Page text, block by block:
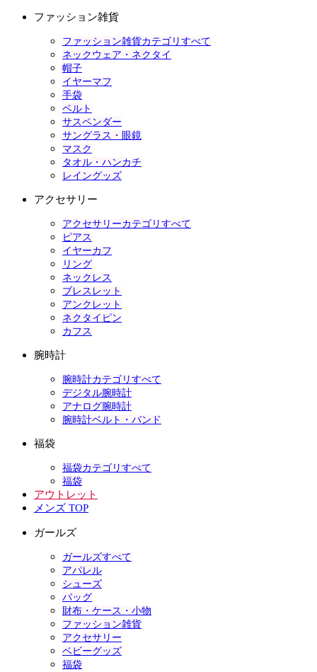
ファッション雑貨
ファッション雑貨カテゴリすべて
ネックウェア・ネクタイ
帽子
イヤーマフ
手袋
ベルト
サスペンダー
サングラス・眼鏡
マスク
タオル・ハンカチ
レイングッズ
アクセサリー
アクセサリーカテゴリすべて
ピアス
イヤーカフ
リング
ネックレス
ブレスレット
アンクレット
ネクタイピン
カフス
腕時計
腕時計カテゴリすべて
デジタル腕時計
アナログ腕時計
腕時計ベルト・バンド
福袋
福袋カテゴリすべて
福袋
アウトレット
メンズ TOP
ガールズ
ガールズすべて
アパレル
シューズ
バッグ
財布・ケース・小物
ファッション雑貨
アクセサリー
ベビーグッズ
福袋